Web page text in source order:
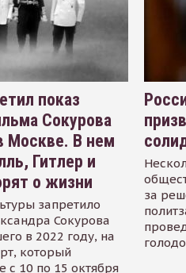
показ
Сокурова
Москве. В нем
Гитлер и
о жизни
запретило
Сокурова
в 2022 году, на
который
с 10 по 15 октября
за